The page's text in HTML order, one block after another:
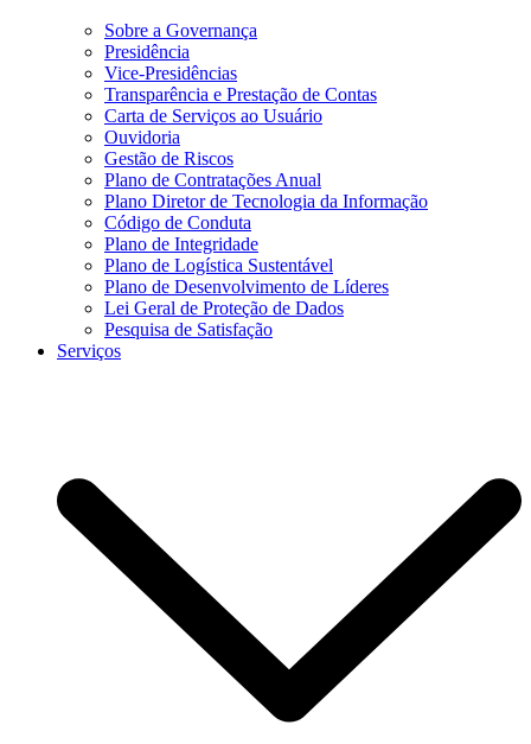
Sobre a Governança
Presidência
Vice-Presidências
Transparência e Prestação de Contas
Carta de Serviços ao Usuário
Ouvidoria
Gestão de Riscos
Plano de Contratações Anual
Plano Diretor de Tecnologia da Informação
Código de Conduta
Plano de Integridade
Plano de Logística Sustentável
Plano de Desenvolvimento de Líderes
Lei Geral de Proteção de Dados
Pesquisa de Satisfação
Serviços